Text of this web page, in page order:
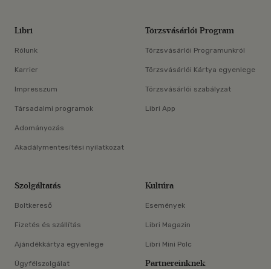
Libri
Rólunk
Karrier
Impresszum
Társadalmi programok
Adományozás
Akadálymentesítési nyilatkozat
Törzsvásárlói Program
Törzsvásárlói Programunkról
Törzsvásárlói Kártya egyenlege
Törzsvásárlói szabályzat
Libri App
Szolgáltatás
Boltkereső
Fizetés és szállítás
Ajándékkártya egyenlege
Ügyfélszolgálat
Kultúra
Események
Libri Magazin
Libri Mini Polc
Partnereinknek